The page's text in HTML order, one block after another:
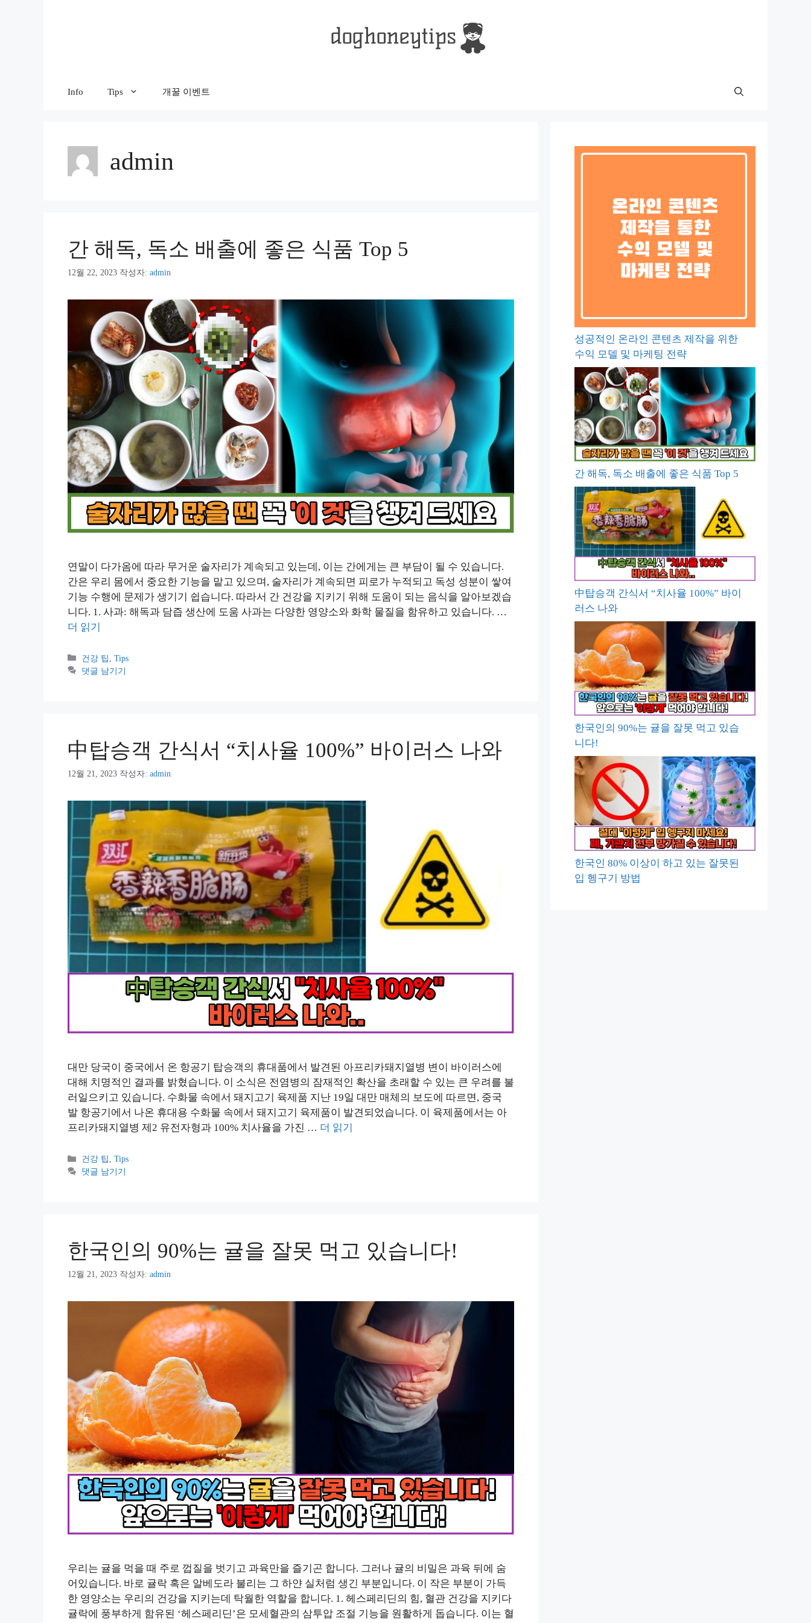
Info Tips 개꿀 이벤트
admin
간 해독, 독소 배출에 좋은 식품 Top 5
12월 22, 2023 작성자: admin
연말이 다가옴에 따라 무거운 술자리가 계속되고 있는데, 이는 간에게는 큰 부담이 될 수 있습니다.
간은 우리 몸에서 중요한 기능을 맡고 있으며, 술자리가 계속되면 피로가 누적되고 독성 성분이 쌓여
기능 수행에 문제가 생기기 쉽습니다. 따라서 간 건강을 지키기 위해 도움이 되는 음식을 알아보겠습
니다. 1. 사과: 해독과 담즙 생산에 도움 사과는 다양한 영양소와 화학 물질을 함유하고 있습니다. …
더 읽기
카
테
건강 팁 ,Tips
댓글 남기기
中탑승객 간식서 “치사율 100%” 바이러스 나와
12월 21, 2023 작성자: admin
대만 당국이 중국에서 온 항공기 탑승객의 휴대품에서 발견된 아프리카돼지열병 변이 바이러스에
대해 치명적인 결과를 밝혔습니다. 이 소식은 전염병의 잠재적인 확산을 초래할 수 있는 큰 우려를 불
러일으키고 있습니다. 수화물 속에서 돼지고기 육제품 지난 19일 대만 매체의 보도에 따르면, 중국
발 항공기에서 나온 휴대용 수화물 속에서 돼지고기 육제품이 발견되었습니다. 이 육제품에서는 아
프리카돼지열병 제2 유전자형과 100% 치사율을 가진 … 더 읽기
카
테
건강 팁,Tips
댓글 남기기
한국인의 90%는 귤을 잘못 먹고 있습니다!
12월 21, 2023 작성자: admin
우리는 귤을 먹을 때 주로 껍질을 벗기고 과육만을 즐기곤 합니다. 그러나 귤의 비밀은 과육 뒤에 숨
어있습니다. 바로 귤락 혹은 알베도라 불리는 그 하얀 실처럼 생긴 부분입니다. 이 작은 부분이 가득
한 영양소는 우리의 건강을 지키는데 탁월한 역할을 합니다. 1. 헤스페리딘의 힘, 혈관 건강을 지키다
귤락에 풍부하게 함유된 ‘헤스페리딘’은 모세혈관의 삼투압 조절 기능을 원활하게 돕습니다. 이는 혈
성공적인 온라인 콘텐츠 제작을 위한
수익 모델 및 마케팅 전략
간 해독, 독소 배출에 좋은 식품 Top 5
中탑승객 간식서 “치사율 100%” 바이
러스 나와
한국인의 90%는 귤을 잘못 먹고 있습
니다!
한국인 80% 이상이 하고 있는 잘못된
입 헹구기 방법